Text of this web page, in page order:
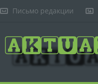
Письмо редакции